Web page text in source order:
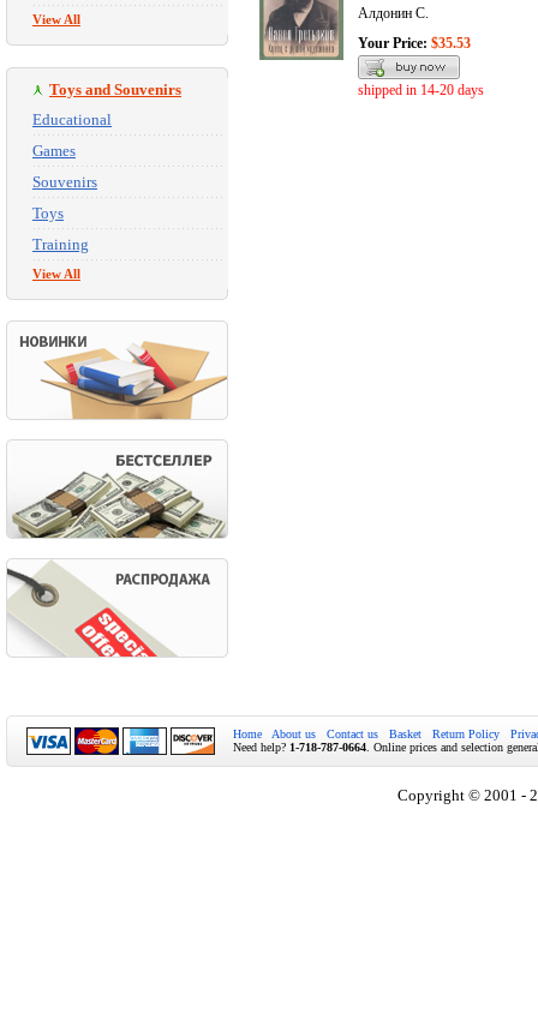
View All
Toys and Souvenirs
Educational
Games
Souvenirs
Toys
Training
View All
Алдонин С.
Your Price: $35.53
shipped in 14-20 days
Home About us Contact us Basket Return Policy
Need help? 1-718-787-0664 . Online prices and selection
Copyright © 2001 -